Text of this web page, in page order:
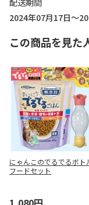
配送期間
2024年07月17日～
この商品を見た
にゃんこのでるでるボト
フードセット